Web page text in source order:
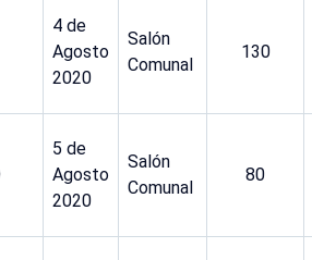
4 de
Agosto
2020
Salón
Comunal
130
5 de
Agosto
2020
Salón
Comunal
80